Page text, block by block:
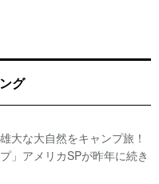
グ
大な大自然をキャンプ旅！
」アメリカSPが昨年に続き